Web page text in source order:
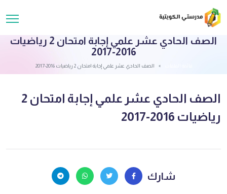
الصف الحادي عشر علمي إجابة امتحان 2 رياضيات
2016-2017
الصف الحادي عشر علمي إجابة امتحان 2 رياضيات 2016-2017
الصف الحادي عشر علمي إجابة امتحان 2
رياضيات 2016-2017
شارك